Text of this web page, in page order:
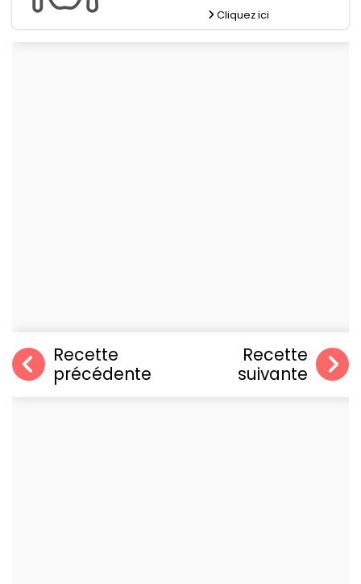
Cliquez ici
Recette
précédente
Recette
suivante